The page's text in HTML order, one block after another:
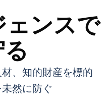
ェンスで
、知的財産を標的
然に防ぐ